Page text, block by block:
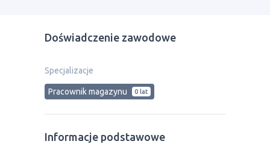
Doświadczenie zawodowe
Specjalizacje
Рracownik magazynu 0 lat
Informacje podstawowe